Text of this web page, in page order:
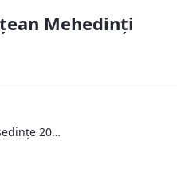
Mehedinți
Minute ședințe 2019